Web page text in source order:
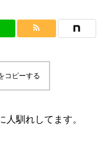
コピーする
人馴れしてます。